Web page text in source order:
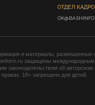
ОТДЕЛ
и материалы, размещенные
защищены
законодательством об авторском
18+ запрещено для детей.